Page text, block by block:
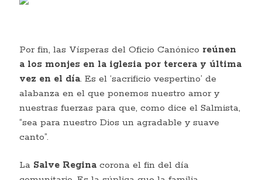
Por fin, las Vísperas del Oficio Canónico reúnen
a los monjes en la iglesia por tercera y última
vez en el día. Es el ‘sacrificio vespertino’ de
alabanza en el que ponemos nuestro amor y
nuestras fuerzas para que, como dice el Salmista,
“sea para nuestro Dios un agradable y suave
canto”.
La Salve Regina corona el fin del día